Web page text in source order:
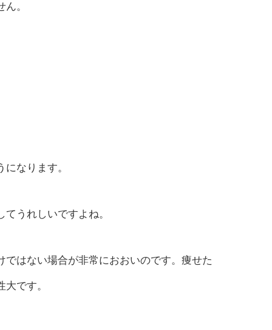
。
なります。
うれしいですよね。
はない場合が非常におおいのです。痩せた
です。